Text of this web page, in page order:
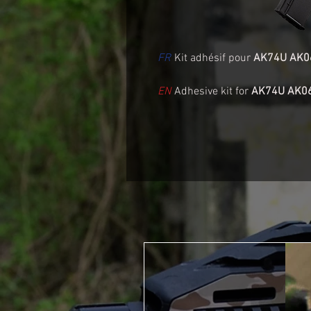
FR Kit adhésif pour AK74U
ENAdhesive kit for AK74U